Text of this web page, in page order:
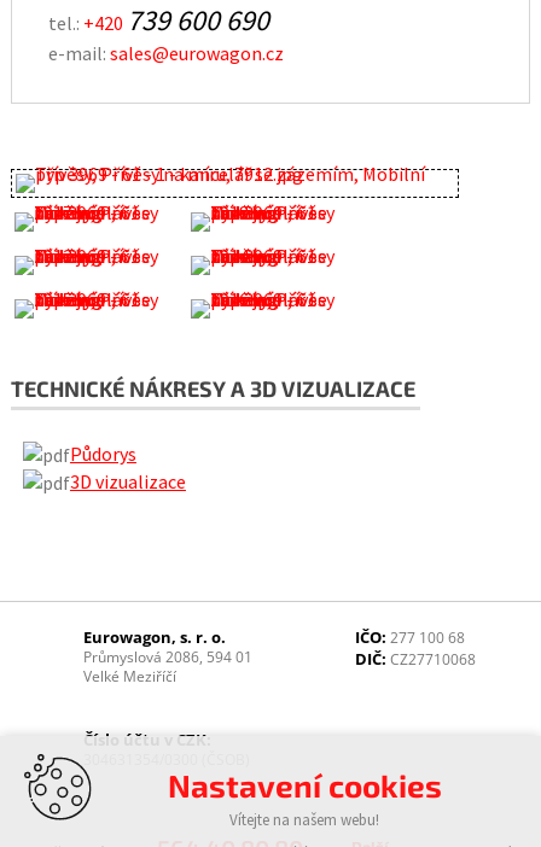
tel.: +420 739 600 690
e-mail: sales@eurowagon.cz
TECHNICKÉ NÁKRESY A 3D VIZUALIZACE
Půdorys
3D vizualizace
Eurowagon, s. r. o.
Průmyslová 2086, 594 01
Velké Meziříčí
IČO: 277 100 68
DIČ: CZ27710068
Číslo účtu v CZK:
Nastavení cookies
Vítejte na našem webu!